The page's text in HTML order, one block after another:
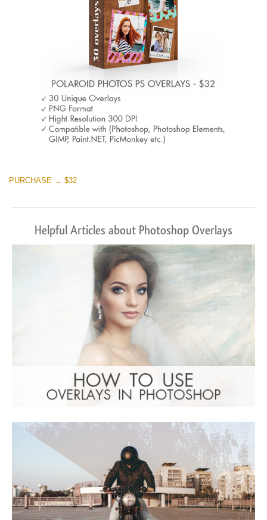
PURCHASE → $32
Helpful Articles about Photoshop Overlays